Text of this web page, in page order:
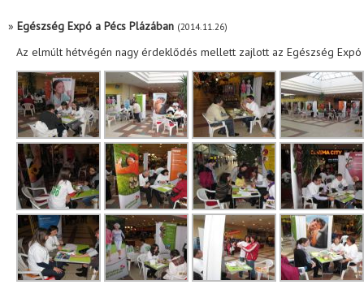
» Egészség Expó a Pécs Plázában (2014.11.26)
Az elmúlt hétvégén nagy érdeklődés mellett zajlott az Egészség